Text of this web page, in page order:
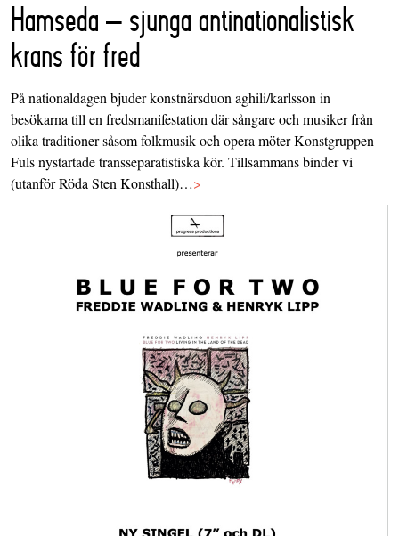
Hamseda – sjunga antinationalistisk
krans för fred
På nationaldagen bjuder konstnärsduon aghili/karlsson in
besökarna till en fredsmanifestation där sångare och musiker från
olika traditioner såsom folkmusik och opera möter Konstgruppen
Fuls nystartade transseparatistiska kör. Tillsammans binder vi
(utanför Röda Sten Konsthall)…>